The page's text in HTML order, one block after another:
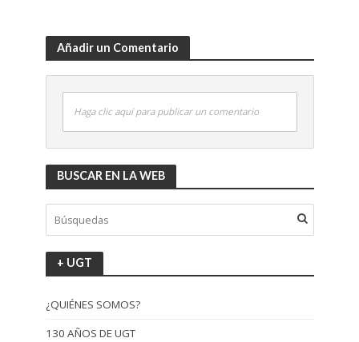
Añadir un Comentario
Haga clic aquí para publicar un comentario
BUSCAR EN LA WEB
+ UGT
¿QUIÉNES SOMOS?
130 AÑOS DE UGT